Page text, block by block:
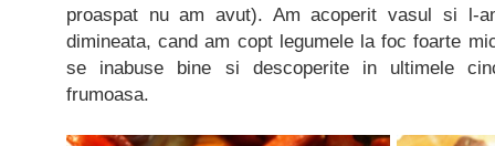
proaspat nu am avut). Am acoperit vasul si l-
dimineata, cand am copt legumele la foc foarte
se inabuse bine si descoperite in ultimele
frumoasa.